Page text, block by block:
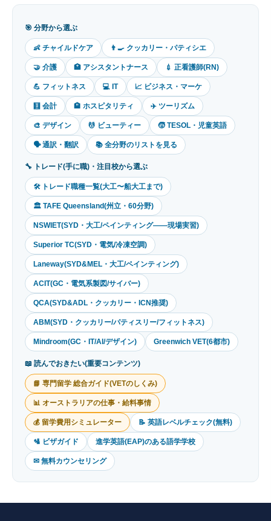
🎯 分野から選ぶ
👶 チャイルドケア 👨‍🍳 クッカリー・パティシエ
🤝 介護 🏥 アシスタントナース 💉 正看護師(RN)
💪 フィットネス 💻 IT 📈 ビジネス・マーケ
🧮 会計 🏨 ホスピタリティ ✈️ ツーリズム
🎨 デザイン 💆 ビューティー 🧒 TESOL・児童英語
🗣 通訳・翻訳 📚 全分野のリストを見る
🔧 トレード(手に職)・注目校から選ぶ
🛠 トレード職種一覧(大工〜船大工まで)
🏛 TAFE Queensland(州立・60分野)
NSWIET(SYD・大工/ペインティング——現場実習)
Superior TC(SYD・電気/冷凍空調)
Laneway(SYD&MEL・大工/ペインティング)
ACIT(GC・電気系製図/サイバー)
QCA(SYD&ADL・クッカリー・ICN推奨)
ABM(SYD・クッカリー/パティスリー/フィットネス)
Mindroom(GC・IT/AI/デザイン) Greenwich VET(6都市)
📖 読んでおきたい(重要コンテンツ)
📘 専門留学 総合ガイド(VETのしくみ)
📊 オーストラリアの仕事・給料事情
💰 留学費用シミュレーター 📝 英語レベルチェック(無料)
🛂 ビザガイド 進学英語(EAP)のある語学学校
✉ 無料カウンセリング